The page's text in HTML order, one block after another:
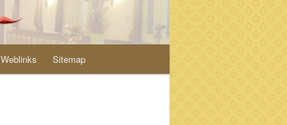
Weblinks Sitemap